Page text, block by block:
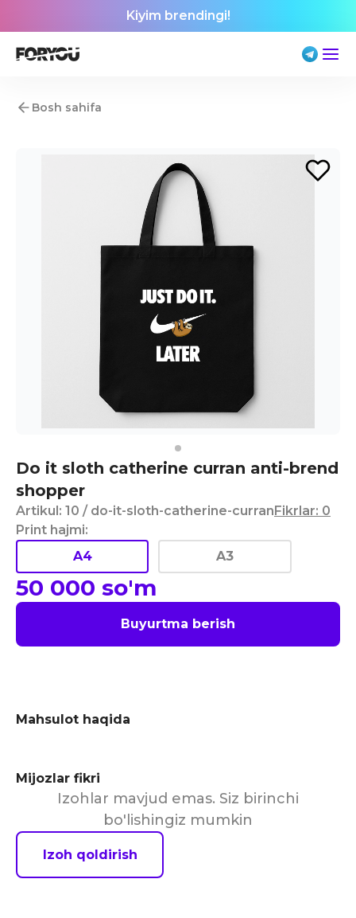
Kiyim brendingi!
Bosh sahifa
Do it sloth catherine curran anti-brend
shopper
Artikul: 10 / do-it-sloth-catherine-curranFikrlar: 0
Print hajmi:
A4
A3
50 000 so'm
Buyurtma berish
Mahsulot haqida
Mijozlar fikri
Izohlar mavjud emas. Siz birinchi
bo'lishingiz mumkin
Izoh qoldirish